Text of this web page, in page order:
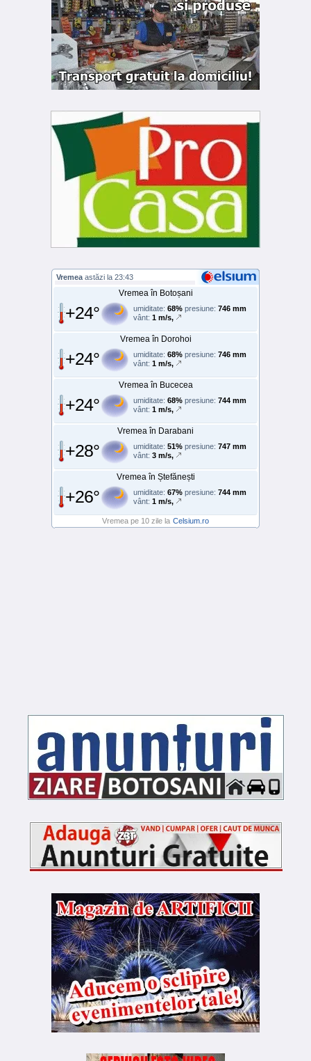
Vremea astăzi la 23:43
Vremea în Botoșani
+24° umiditate: 68% presiune: 746 mm
vânt: 1 m/s,
Vremea în Dorohoi
+24° umiditate: 68% presiune: 746 mm
vânt: 1 m/s,
Vremea în Bucecea
+24° umiditate: 68% presiune: 744 mm
vânt: 1 m/s,
Vremea în Darabani
+28° umiditate: 51% presiune: 747 mm
vânt: 3 m/s,
Vremea în Ștefănești
+26° umiditate: 67% presiune: 744 mm
vânt: 1 m/s,
Vremea pe 10 zile la Celsium.ro